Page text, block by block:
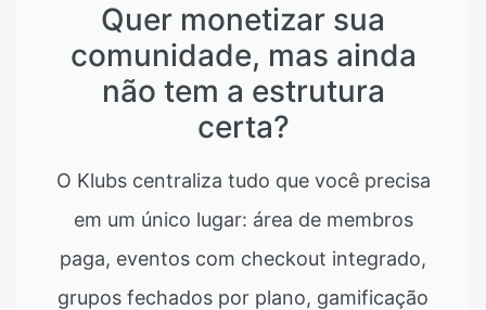
Quer monetizar sua
comunidade, mas ainda
não tem a estrutura
certa?
O Klubs centraliza tudo que você precisa
em um único lugar: área de membros
paga, eventos com checkout integrado,
grupos fechados por plano, gamificação